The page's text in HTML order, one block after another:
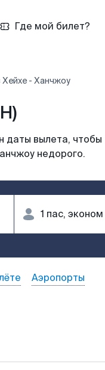
Где мой билет?
Хейхе - Ханчжоу
даты вылета, чтобы
недорого.
Аэропорты